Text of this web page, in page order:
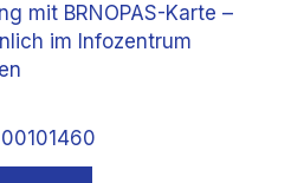
mit BRNOPAS-Karte –
im Infozentrum